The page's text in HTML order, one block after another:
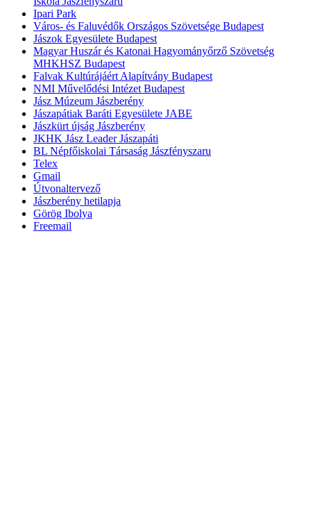
Ipari Park
Város- és Faluvédők Országos Szövetsége Budapest
Jászok Egyesülete Budapest
Magyar Huszár és Katonai Hagyományőrző Szövetség
MHKHSZ Budapest
Falvak Kultúrájáért Alapítvány Budapest
NMI Művelődési Intézet Budapest
Jász Múzeum Jászberény
Jászapátiak Baráti Egyesülete JABE
Jászkürt újság Jászberény
JKHK Jász Leader Jászapáti
BL Népfőiskolai Társaság Jászfényszaru
Telex
Gmail
Útvonaltervező
Jászberény hetilapja
Görög Ibolya
Freemail